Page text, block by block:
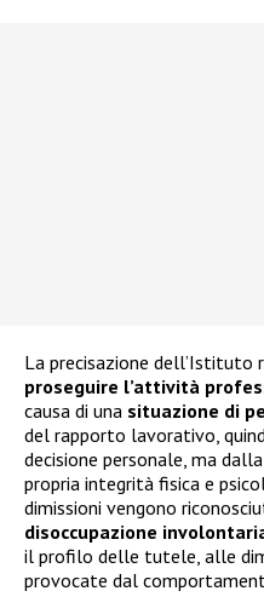
La precisazione dell’Istituto
proseguire l’attività
causa di una situazione di
del rapporto lavorativo,
decisione personale, ma
propria integrità fisica e
dimissioni vengono
disoccupazione
il profilo delle tutele, alle
provocate dal